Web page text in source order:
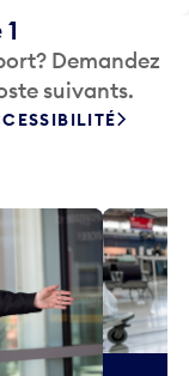
Demandez
suivants.